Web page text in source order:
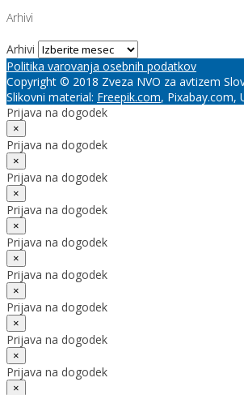
Arhivi
Arhivi
Politika varovanja osebnih podatkov
Copyright © 2018 Zveza NVO za avtizem
Slikovni material: Freepik.com, Pixabay.com,
Prijava na dogodek
×
Prijava na dogodek
×
Prijava na dogodek
×
Prijava na dogodek
×
Prijava na dogodek
×
Prijava na dogodek
×
Prijava na dogodek
×
Prijava na dogodek
×
Prijava na dogodek
×